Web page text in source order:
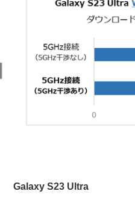
Galaxy S23 Ultra